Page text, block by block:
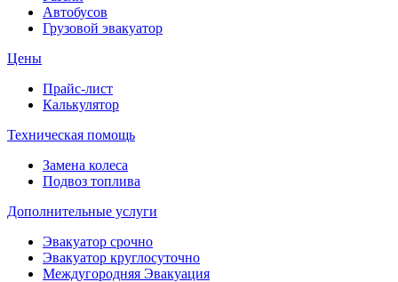
Автобусов
Грузовой эвакуатор
Цены
Прайс-лист
Калькулятор
Техническая помощь
Замена колеса
Подвоз топлива
Дополнительные услуги
Эвакуатор срочно
Эвакуатор круглосуточно
Междугородняя Эвакуация